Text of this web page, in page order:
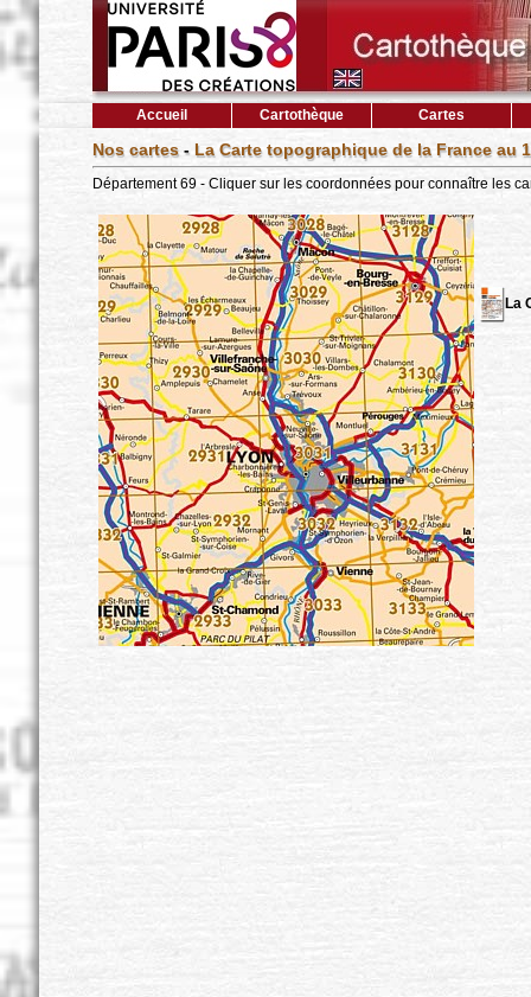
Accueil Cartothèque Cartes
Nos cartes- La Carte topographique de la France au
Département 69 - Cliquer sur les coordonnées pour connaître les
La